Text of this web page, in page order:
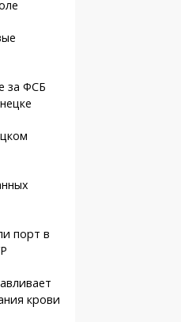
за ФСБ
порт в
крови